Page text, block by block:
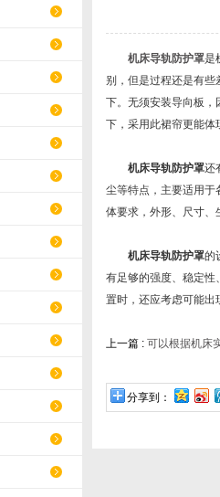
机床导轨防护罩是
别，但是过程还是有些
下。无须安装导向板，
下，采用此裙帘更能体
机床导轨防护罩还
尘等特点，主要适用于
体要求，外形、尺寸、
机床导轨防护罩的
有足够的强度、稳定性
置时，还应考虑可能出
上一篇 : 可以根据机床
分享到：